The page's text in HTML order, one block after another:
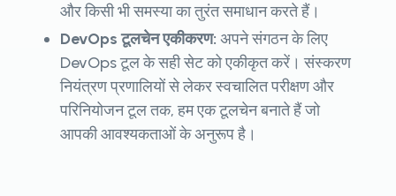
और किसी भी समस्या का तुरंत समाधान करते हैं।
DevOps टूलचेन एकीकरण: अपने संगठन के लिए
DevOps टूल के सही सेट को एकीकृत करें। संस्करण
नियंत्रण प्रणालियों से लेकर स्वचालित परीक्षण और
परिनियोजन टूल तक, हम एक टूलचेन बनाते हैं जो
आपकी आवश्यकताओं के अनुरूप है।